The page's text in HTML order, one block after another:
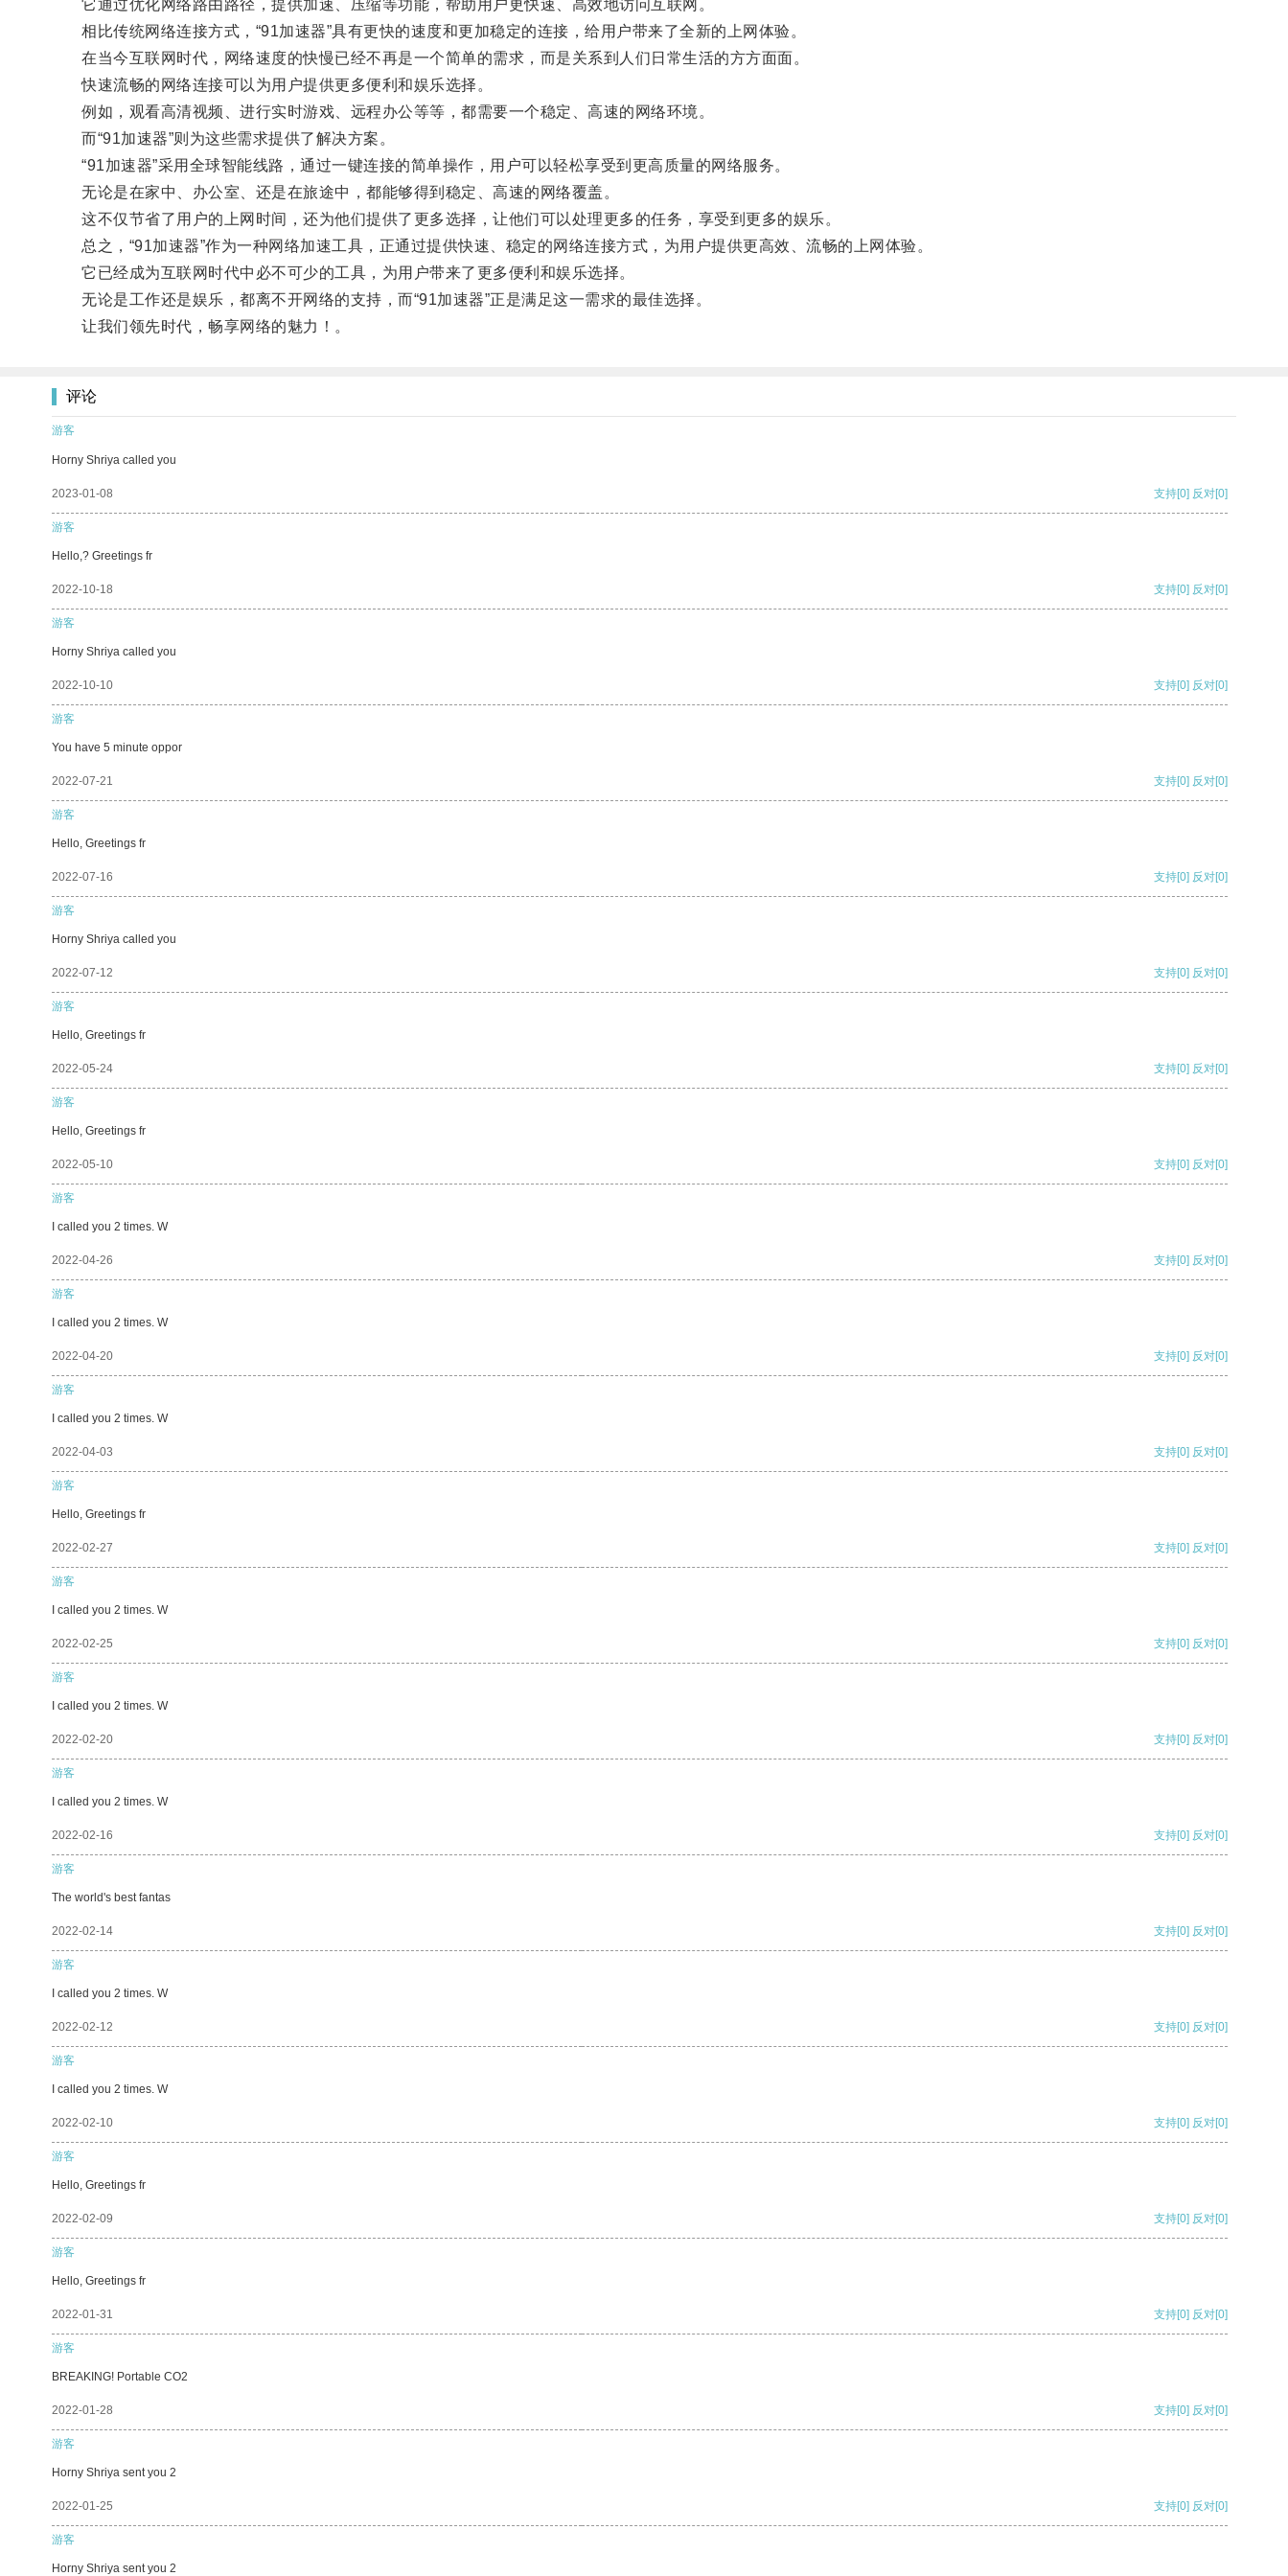
它通过优化网络路由路径，提供加速、压缩等功能，帮助用户更快速、高效地访问互联网。
相比传统网络连接方式，“91加速器”具有更快的速度和更加稳定的连接，给用户带来了全新的上网体验。
在当今互联网时代，网络速度的快慢已经不再是一个简单的需求，而是关系到人们日常生活的方方面面。
快速流畅的网络连接可以为用户提供更多便利和娱乐选择。
例如，观看高清视频、进行实时游戏、远程办公等等，都需要一个稳定、高速的网络环境。
而“91加速器”则为这些需求提供了解决方案。
“91加速器”采用全球智能线路，通过一键连接的简单操作，用户可以轻松享受到更高质量的网络服务。
无论是在家中、办公室、还是在旅途中，都能够得到稳定、高速的网络覆盖。
这不仅节省了用户的上网时间，还为他们提供了更多选择，让他们可以处理更多的任务，享受到更多的娱乐。
总之，“91加速器”作为一种网络加速工具，正通过提供快速、稳定的网络连接方式，为用户提供更高效、流畅的上网体验。
它已经成为互联网时代中必不可少的工具，为用户带来了更多便利和娱乐选择。
无论是工作还是娱乐，都离不开网络的支持，而“91加速器”正是满足这一需求的最佳选择。
让我们领先时代，畅享网络的魅力！。
评论
游客
Horny Shriya called you
2023-01-08 支持[0] 反对[0]
游客
Hello,? Greetings fr
2022-10-18 支持[0] 反对[0]
游客
Horny Shriya called you
2022-10-10 支持[0] 反对[0]
游客
You have 5 minute oppor
2022-07-21 支持[0] 反对[0]
游客
Hello, Greetings fr
2022-07-16 支持[0] 反对[0]
游客
Horny Shriya called you
2022-07-12 支持[0] 反对[0]
游客
Hello, Greetings fr
2022-05-24 支持[0] 反对[0]
游客
Hello, Greetings fr
2022-05-10 支持[0] 反对[0]
游客
I called you 2 times. W
2022-04-26 支持[0] 反对[0]
游客
I called you 2 times. W
2022-04-20 支持[0] 反对[0]
游客
I called you 2 times. W
2022-04-03 支持[0] 反对[0]
游客
Hello, Greetings fr
2022-02-27 支持[0] 反对[0]
游客
I called you 2 times. W
2022-02-25 支持[0] 反对[0]
游客
I called you 2 times. W
2022-02-20 支持[0] 反对[0]
游客
I called you 2 times. W
2022-02-16 支持[0] 反对[0]
游客
The world's best fantas
2022-02-14 支持[0] 反对[0]
游客
I called you 2 times. W
2022-02-12 支持[0] 反对[0]
游客
I called you 2 times. W
2022-02-10 支持[0] 反对[0]
游客
Hello, Greetings fr
2022-02-09 支持[0] 反对[0]
游客
Hello, Greetings fr
2022-01-31 支持[0] 反对[0]
游客
BREAKING! Portable CO2
2022-01-28 支持[0] 反对[0]
游客
Horny Shriya sent you 2
2022-01-25 支持[0] 反对[0]
游客
Horny Shriya sent you 2